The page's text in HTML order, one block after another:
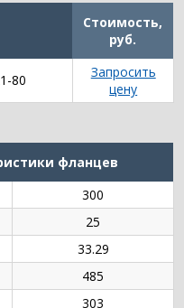
Стоимость,
руб.
80
Запросить
цену
фланцев
300
25
33.29
485
303